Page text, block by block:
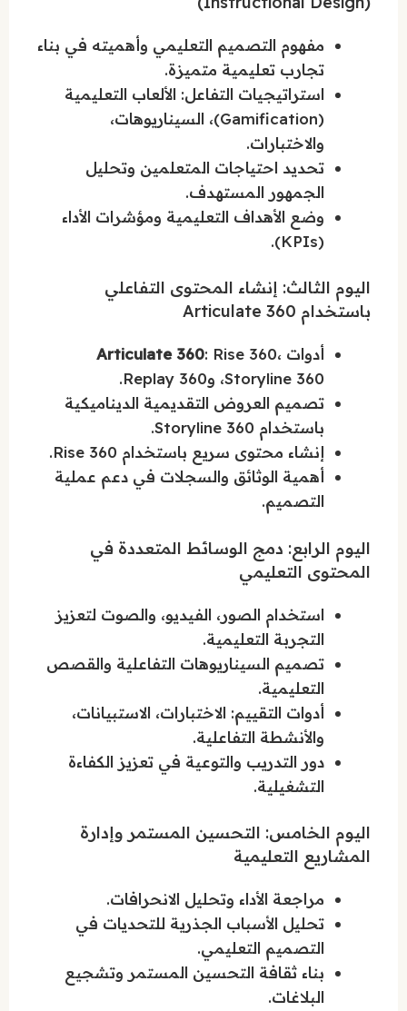
مفهوم التصميم التعليمي وأهميته في بناء
تجارب تعليمية متميزة.
استراتيجيات التفاعل: الألعاب التعليمية
(Gamification)، السيناريوهات،
والاختبارات.
تحديد احتياجات المتعلمين وتحليل
الجمهور المستهدف.
وضع الأهداف التعليمية ومؤشرات الأداء
(KPIs).
اليوم الثالث: إنشاء المحتوى التفاعلي
باستخدام Articulate 360
أدوات Articulate 360: Rise 360،
Storyline 360، وReplay 360.
تصميم العروض التقديمية الديناميكية
باستخدام Storyline 360.
إنشاء محتوى سريع باستخدام Rise 360.
أهمية الوثائق والسجلات في دعم عملية
التصميم.
اليوم الرابع: دمج الوسائط المتعددة في
المحتوى التعليمي
استخدام الصور، الفيديو، والصوت لتعزيز
التجربة التعليمية.
تصميم السيناريوهات التفاعلية والقصص
التعليمية.
أدوات التقييم: الاختبارات، الاستبيانات،
والأنشطة التفاعلية.
دور التدريب والتوعية في تعزيز الكفاءة
التشغيلية.
اليوم الخامس: التحسين المستمر وإدارة
المشاريع التعليمية
مراجعة الأداء وتحليل الانحرافات.
تحليل الأسباب الجذرية للتحديات في
التصميم التعليمي.
بناء ثقافة التحسين المستمر وتشجيع
البلاغات.